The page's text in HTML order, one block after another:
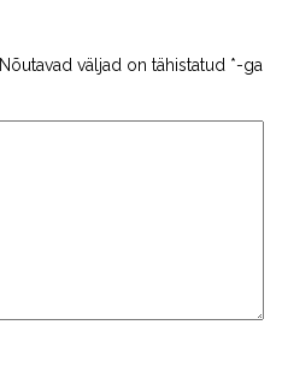
Nõutavad väljad on tähistatud *-ga